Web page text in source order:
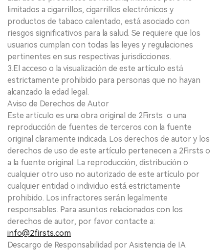
limitados a cigarrillos, cigarrillos electrónicos y
productos de tabaco calentado, está asociado con
riesgos significativos para la salud. Se requiere que los
usuarios cumplan con todas las leyes y regulaciones
pertinentes en sus respectivas jurisdicciones.
3.El acceso o la visualización de este artículo está
estrictamente prohibido para personas que no hayan
alcanzado la edad legal.
Aviso de Derechos de Autor
Este artículo es una obra original de 2Firsts o una
reproducción de fuentes de terceros con la fuente
original claramente indicada. Los derechos de autor y los
derechos de uso de este artículo pertenecen a 2Firsts o
a la fuente original. La reproducción, distribución o
cualquier otro uso no autorizado de este artículo por
cualquier entidad o individuo está estrictamente
prohibido. Los infractores serán legalmente
responsables. Para asuntos relacionados con los
derechos de autor, por favor contacte a:
info@2firsts.com
Descargo de Responsabilidad por Asistencia de IA